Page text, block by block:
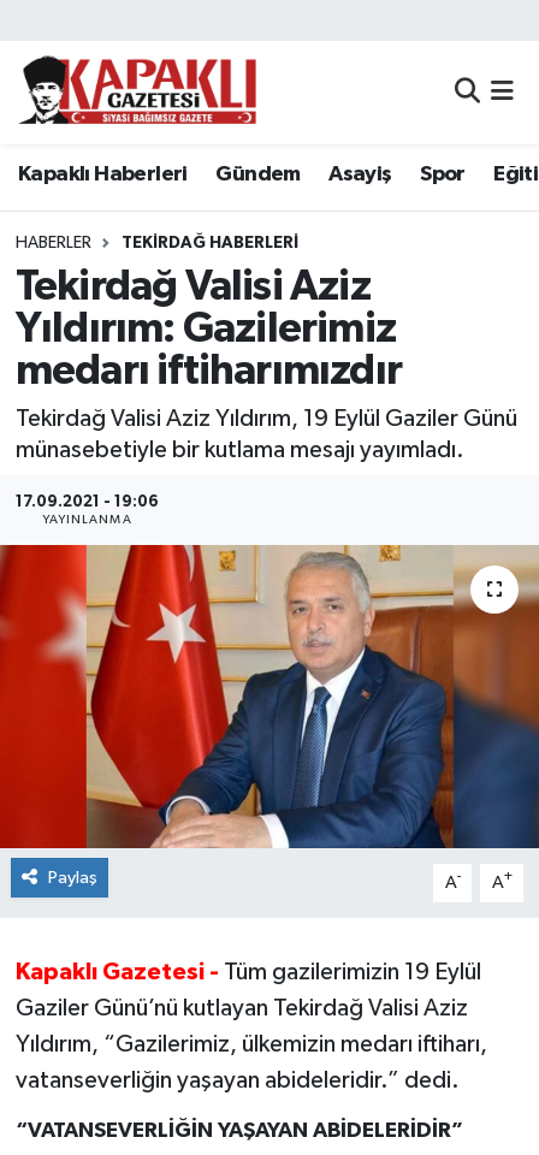
Kapaklı Haberleri Gündem Asayiş Spor
HABERLER TEKIRDAĞ HABERLERI
Tekirdağ Valisi Aziz
Yıldırım: Gazilerimiz
medarı iftiharımızdır
Tekirdağ Valisi Aziz Yıldırım, 19 Eylül Gaziler Günü
münasebetiyle bir kutlama mesajı yayımladı.
17.09.2021 - 19:06
YAYINLANMA
Paylaş A- A+
Kapaklı Gazetesi - Tüm gazilerimizin 19 Eylül
Gaziler Günü’nü kutlayan Tekirdağ Valisi Aziz
Yıldırım, “Gazilerimiz, ülkemizin medarı iftiharı,
vatanseverliğin yaşayan abideleridir.” dedi.
“VATANSEVERLİĞİN YAŞAYAN ABİDELERİDİR”
Kapaklı Haberleri
Asayiş
Spor
Eğitim
Resmi Reklamlar
Tekirdağ
Ekonomi
Sağlık
Teknoloji
Yaşam
Tekirdağ Nöbetçi Eczaneler
Tekirdağ Namaz Vakitleri
Tekirdağ Trafik Yoğunluk Haritası
Süper Lig Puan Durumu ve Fikstür
Son Dakika Haberleri
Haber Arşivi